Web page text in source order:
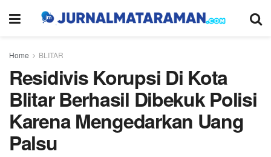
Home BLITAR
Residivis Korupsi Di Kota
Blitar Berhasil Dibekuk Polisi
Karena Mengedarkan Uang
Palsu